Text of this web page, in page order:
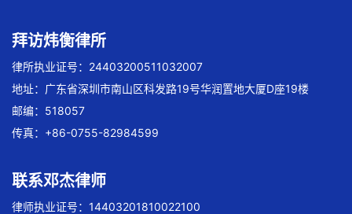
拜访炜衡律所
律所执业证号：24403200511032007
地址：广东省深圳市南山区科发路19号华润置地大厦D座19楼
邮编：518057
传真：+86-0755-82984599
联系邓杰律师
律师执业证号：14403201810022100